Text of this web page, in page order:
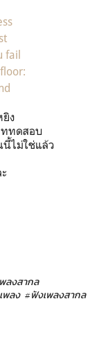
fail
ง
ททดสอบ
นี้ไม่ใช่แล้ว
ลงสากล
พลง #ฟังเพลงสากล